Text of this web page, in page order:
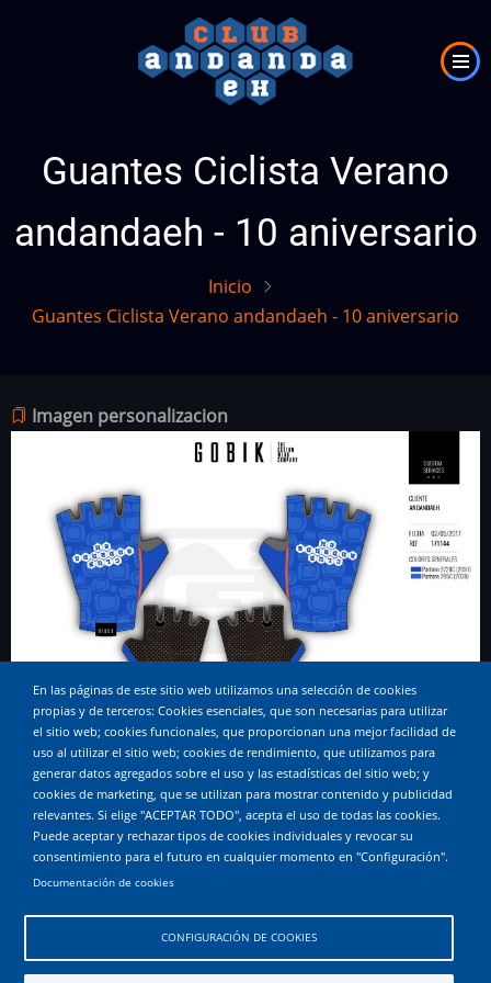
Guantes Ciclista Verano
andandaeh - 10 aniversario
Inicio
Guantes Ciclista Verano andandaeh - 10 aniversario
En las páginas de este sitio web utilizamos una selección de cookies
propias y de terceros: Cookies esenciales, que son necesarias para utilizar
el sitio web; cookies funcionales, que proporcionan una mejor facilidad de
uso al utilizar el sitio web; cookies de rendimiento, que utilizamos para
generar datos agregados sobre el uso y las estadísticas del sitio web; y
cookies de marketing, que se utilizan para mostrar contenido y publicidad
relevantes. Si elige "ACEPTAR TODO", acepta el uso de todas las cookies.
Puede aceptar y rechazar tipos de cookies individuales y revocar su
consentimiento para el futuro en cualquier momento en "Configuración".
Documentación de cookies
CONFIGURACIÓN DE COOKIES
Imagen personalizacion
Proveedor
Gobik Sport Wear SL
Diseñado por
Sáb, 01/04/2017 - 12:00